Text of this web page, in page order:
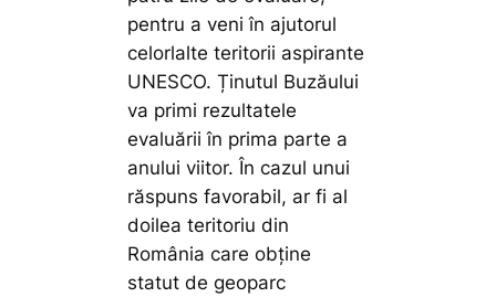
pentru a veni în ajutorul
celorlalte teritorii aspirante
UNESCO. Ținutul Buzăului
va primi rezultatele
evaluării în prima parte a
anului viitor. În cazul unui
răspuns favorabil, ar fi al
doilea teritoriu din
România care obține
statut de geoparc